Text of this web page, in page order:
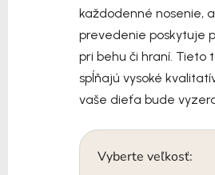
každodenné nosenie,
prevedenie poskytuje
pri behu či hraní. Tieto
spĺňajú vysoké
vaše dieťa bude
Vyberte veľkosť: